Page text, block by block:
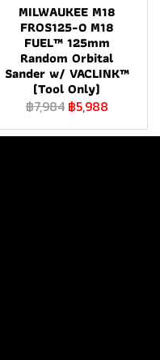
MILWAUKEE M18
FROS125-0 M18
FUEL™ 125mm
Random Orbital
Sander w/ VACLINK™
(Tool Only)
฿7,984 ฿5,988